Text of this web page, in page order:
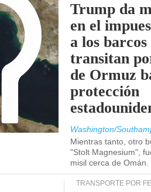
Trump da
en el
a los barcos
transitan
de Ormuz
protección
Washington/
Mientras tanto, otro
"Stolt Magnesium",
misil cerca de Omán.
TRANSPORTE POR